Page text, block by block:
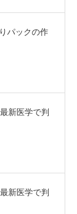
パックの作
新医学で判
新医学で判